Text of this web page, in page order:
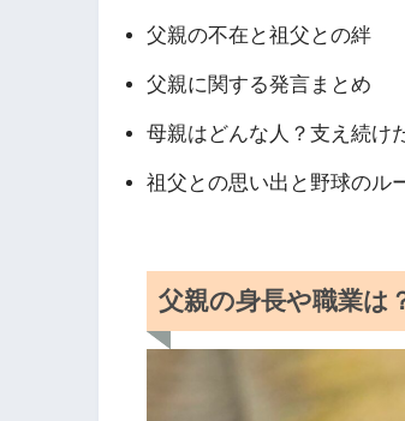
父親の不在と祖父との絆
父親に関する発言まとめ
母親はどんな人？支え続け
祖父との思い出と野球のル
父親の身長や職業は